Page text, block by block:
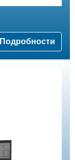
Подробности